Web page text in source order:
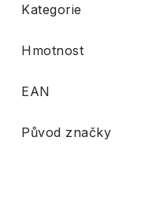
Kategorie
Hmotnost
EAN
Původ značky